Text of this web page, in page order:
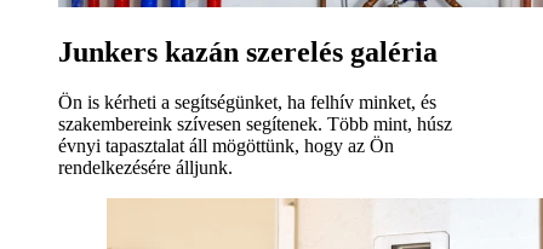
Junkers kazán szerelés galéria
Ön is kérheti a segítségünket, ha felhív minket, és
szakembereink szívesen segítenek. Több mint, húsz
évnyi tapasztalat áll mögöttünk, hogy az Ön
rendelkezésére álljunk.